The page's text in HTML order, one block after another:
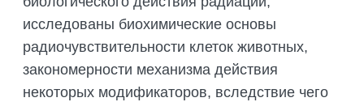
исследованы биохимические основы
радиочувствительности клеток животных,
закономерности механизма действия
некоторых модификаторов, вследствие чего